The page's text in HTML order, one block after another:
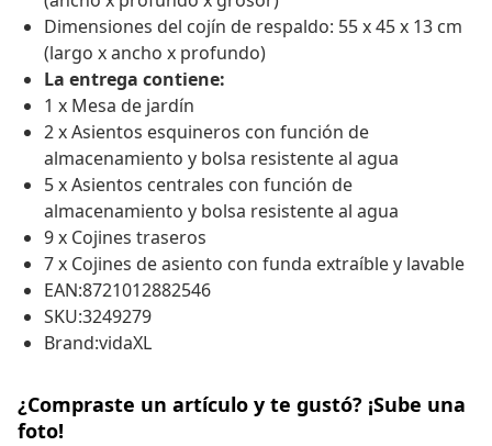
Dimensiones del cojín de respaldo: 55 x 45 x 13 cm
(largo x ancho x profundo)
La entrega contiene:
1 x Mesa de jardín
2 x Asientos esquineros con función de
almacenamiento y bolsa resistente al agua
5 x Asientos centrales con función de
almacenamiento y bolsa resistente al agua
9 x Cojines traseros
7 x Cojines de asiento con funda extraíble y lavable
EAN:8721012882546
SKU:3249279
Brand:vidaXL
¿Compraste un artículo y te gustó? ¡Sube una
foto!